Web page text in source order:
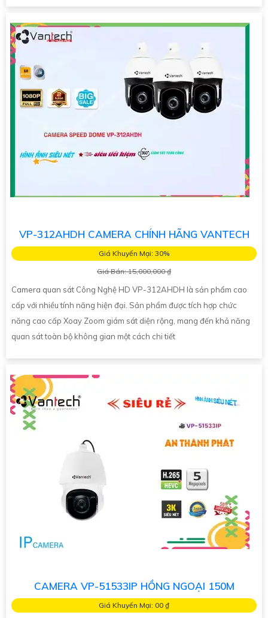
VP-312AHDH CAMERA CHÍNH HÃNG VANTECH
Giá Khuyến Mại: 30%
Giá Bán: 15,000,000 ₫
Camera quan sát Công Nghệ HD VP-312AHDH là sản phẩm cao
cấp với nhiều tính năng hiện đại. Sản phẩm được tích hợp chức
năng cao cấp Xoay Zoom giám sát diện rộng, mang đến khả năng
quan sát toàn bộ không gian một cách chi tiết
CAMERA VP-51533IP HỒNG NGOẠI 150M
Giá Khuyến Mại: 00 ₫